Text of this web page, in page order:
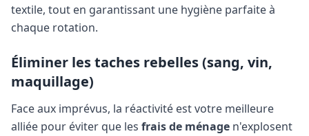
textile, tout en garantissant une hygiène parfaite à
chaque rotation.
Éliminer les taches rebelles (sang, vin,
maquillage)
Face aux imprévus, la réactivité est votre meilleure
alliée pour éviter que les frais de ménage n'explosent